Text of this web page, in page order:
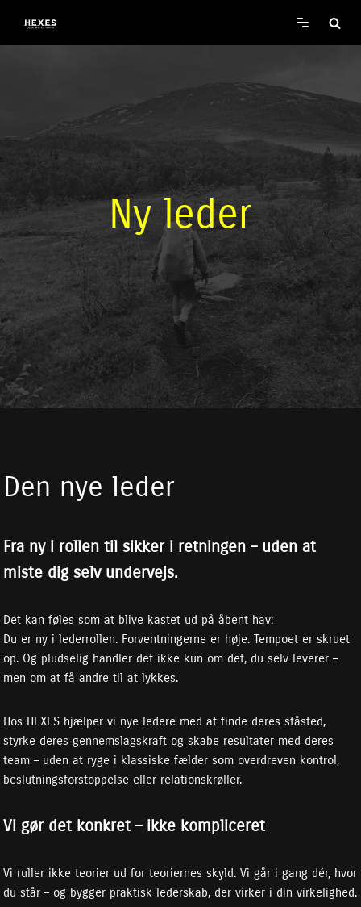
Spring
Ny leder
Den nye leder
Fra ny i rollen til sikker i retningen – uden at
miste dig selv undervejs.
Det kan føles som at blive kastet ud på åbent hav:
Du er ny i lederrollen. Forventningerne er høje. Tempoet er skruet
op. Og pludselig handler det ikke kun om det, du selv leverer –
men om at få andre til at lykkes.
Hos HEXES hjælper vi nye ledere med at finde deres ståsted,
styrke deres gennemslagskraft og skabe resultater med deres
team – uden at ryge i klassiske fælder som overdreven kontrol,
beslutningsforstoppelse eller relationskrøller.
Vi gør det konkret – ikke kompliceret
Vi ruller ikke teorier ud for teoriernes skyld. Vi går i gang dér, hvor
du står – og bygger praktisk lederskab, der virker i din virkelighed.